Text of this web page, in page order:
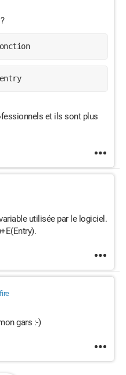
et ils sont plus
utilisée par le logiciel.
gars :-)